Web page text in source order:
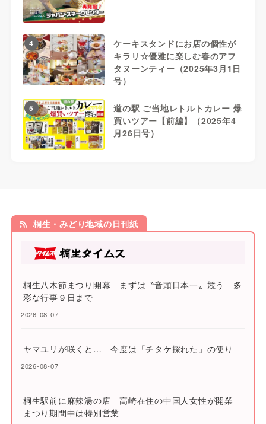
4
ケーキスタンドにお店の個性が
キラリ☆優雅に楽しむ春のアフ
タヌーンティー（2025年3月1日
号）
5
道の駅 ご当地レトルトカレー 爆
買いツアー【前編】（2025年4
月26日号）
桐生・みどり地域の日刊紙
桐生八木節まつり開幕 まずは〝音頭日本一〟競う 多
彩な行事９日まで
2026-08-07
ヤマユリが咲くと… 今度は「チタケ採れた」の便り
2026-08-07
桐生駅前に麻辣湯の店 高崎在住の中国人女性が開業
まつり期間中は特別営業